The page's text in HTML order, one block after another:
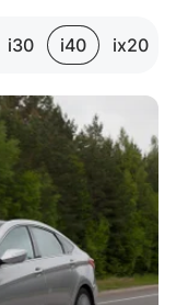
i30 i40 ix20